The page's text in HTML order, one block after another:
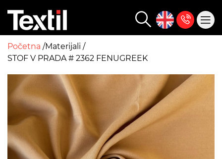
Početna Materijali
STOF V PRADA # 2362 FENUGREEK